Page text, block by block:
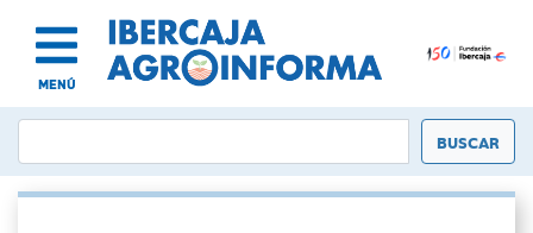
MENÚ